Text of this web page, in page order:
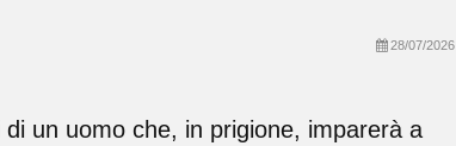
28/07/2026
un uomo che, in prigione, imparerà a